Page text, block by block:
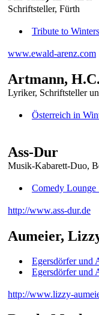
Schriftsteller, Fürth
Tribute to
www.ewald-arenz.com
Artmann, H.C.
Lyriker, Schriftsteller
Österreich in
Ass-Dur
Musik-Kabarett-Duo,
Comedy Lounge
http://www.ass-dur.de
Aumeier,
Egersdörfer und
Egersdörfer und
http://www.lizzy-